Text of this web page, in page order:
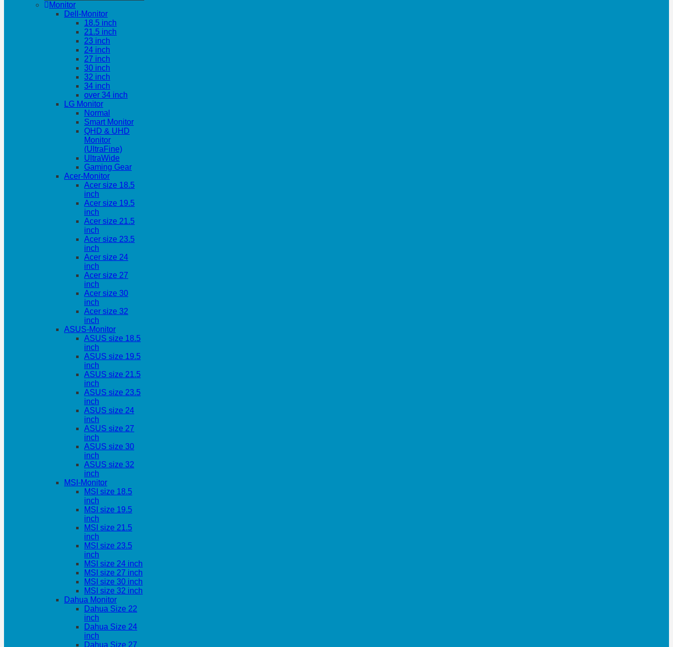
Monitor
Dell-Monitor
18.5 inch
21.5 inch
23 inch
24 inch
27 inch
30 inch
32 inch
34 inch
over 34 inch
LG Monitor
Normal
Smart Monitor
QHD & UHD
Monitor
(UltraFine)
UltraWide
Gaming Gear
Acer-Monitor
Acer size 18.5
inch
Acer size 19.5
inch
Acer size 21.5
inch
Acer size 23.5
inch
Acer size 24
inch
Acer size 27
inch
Acer size 30
inch
Acer size 32
inch
ASUS-Monitor
ASUS size 18.5
inch
ASUS size 19.5
inch
ASUS size 21.5
inch
ASUS size 23.5
inch
ASUS size 24
inch
ASUS size 27
inch
ASUS size 30
inch
ASUS size 32
inch
MSI-Monitor
MSI size 18.5
inch
MSI size 19.5
inch
MSI size 21.5
inch
MSI size 23.5
inch
MSI size 24 inch
MSI size 27 inch
MSI size 30 inch
MSI size 32 inch
Dahua Monitor
Dahua Size 22
inch
Dahua Size 24
inch
Dahua Size 27